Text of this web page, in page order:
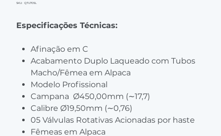
SKU:
SKU
QTU705L
Especificações Técnicas:
Afinação em C
Acabamento Duplo Laqueado com Tubos
Macho/Fêmea em Alpaca
Modelo Profissional
Campana Ø450,00mm (∼17,7)
Calibre Ø19,50mm (∼0,76)
05 Válvulas Rotativas Acionadas por haste
Fêmeas em Alpaca